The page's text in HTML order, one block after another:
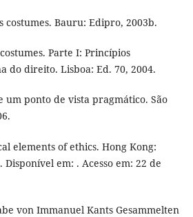
costumes. Bauru: Edipro, 2003b.
costumes. Parte I: Princípios
do direito. Lisboa: Ed. 70, 2004.
um ponto de vista pragmático. São
elements of ethics. Hong Kong:
Disponível em: . Acesso em: 22 de
von Immanuel Kants Gesammelten